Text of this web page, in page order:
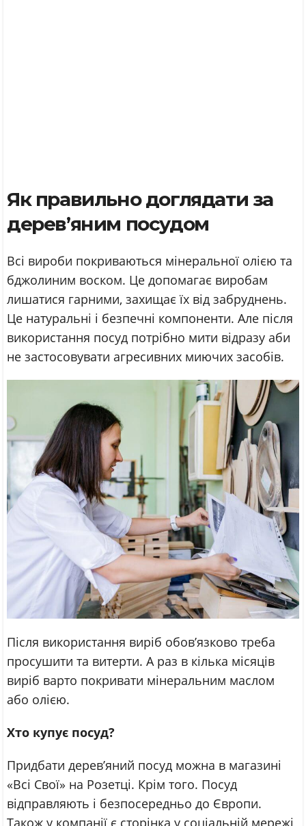
Як правильно доглядати за
дерев’яним посудом
Всі вироби покриваються мінеральної олією та
бджолиним воском. Це допомагає виробам
лишатися гарними, захищає їх від забруднень.
Це натуральні і безпечні компоненти. Але після
використання посуд потрібно мити відразу аби
не застосовувати агресивних миючих засобів.
Після використання виріб обов’язково треба
просушити та витерти. А раз в кілька місяців
виріб варто покривати мінеральним маслом
або олією.
Хто купує посуд?
Придбати дерев’яний посуд можна в магазині
«Всі Свої» на Розетці. Крім того. Посуд
відправляють і безпосередньо до Європи.
Також у компанії є сторінка у соціальній мережі